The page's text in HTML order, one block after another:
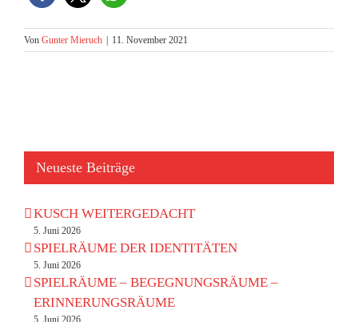
Von Gunter Mieruch 11. November 2021
Neueste Beiträge
KUSCH WEITERGEDACHT
5. Juni 2026
SPIELRÄUME DER IDENTITÄTEN
5. Juni 2026
SPIELRÄUME – BEGEGNUNGSRÄUME –
ERINNERUNGSRÄUME
5. Juni 2026